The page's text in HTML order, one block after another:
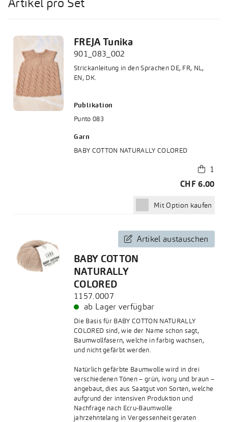
FREJA Tunika
901_083_002
Strickanleitung in den Sprachen DE, FR, NL,
EN, DK.
Publikation
Punto 083
Garn
BABY COTTON NATURALLY COLORED
 1
CHF 6.00
Mit Option kaufen
 Artikel austauschen
BABY COTTON
NATURALLY
COLORED
1157.0007
ab Lager verfügbar
Die Basis für BABY COTTON NATURALLY
COLORED sind, wie der Name schon sagt,
Baumwollfasern, welche in farbig wachsen,
und nicht gefärbt werden.
Natürlich gefärbte Baumwolle wird in drei
verschiedenen Tönen – grün, ivory und braun –
angebaut, dies aus Saatgut von Sorten, welche
aufgrund der intensiven Produktion und
Nachfrage nach Ecru-Baumwolle
jahrzehntelang in Vergessenheit geraten